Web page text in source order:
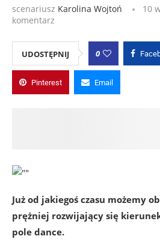
scenariusz Karolina Wojtoń 10
komentarz
UDOSTĘPNIJ 0
Pinterest Email
Już od jakiegoś czasu możemy
prężniej rozwijający się
pole dance.